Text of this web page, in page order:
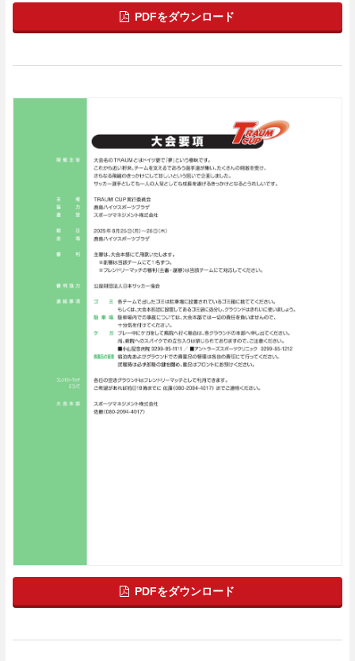
PDFをダウンロード
PDFをダウンロード